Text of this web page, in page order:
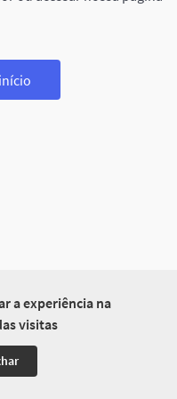
a experiência na
visitas